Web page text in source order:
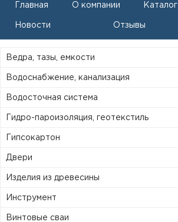
Главная О компании Каталог
Новости Отзывы
Ведра, тазы, емкости
Водоснабжение, канализация
Водосточная система
Гидро-пароизоляция, геотекстиль
Гипсокартон
Двери
Изделия из древесины
Инструмент
Винтовые сваи